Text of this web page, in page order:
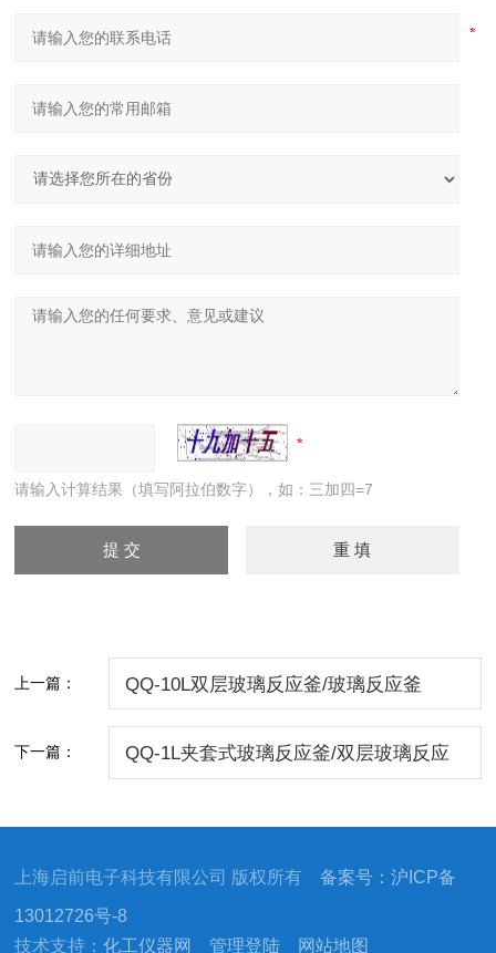
请输入计算结果（填写阿拉伯数字），如：三加四=7
上一篇： QQ-10L双层玻璃反应釜/玻璃反应釜
下一篇： QQ-1L夹套式玻璃反应釜/双层玻璃反应
上海启前电子科技有限公司 版权所有备案号：沪ICP备
13012726号-8
技术支持：化工仪器网 管理登陆 网站地图